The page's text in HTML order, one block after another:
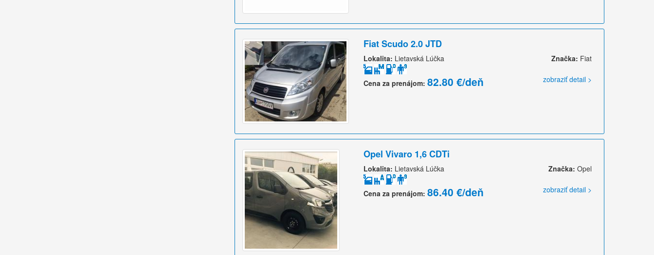
Fiat Scudo 2.0 JTD
Lokalita: Lietavská Lúčka Značka: Fiat
Cena za prenájom:82.80 €/deň zobraziť detail >
Opel Vivaro 1,6 CDTi
Lokalita: Lietavská Lúčka Značka: Opel
Cena za prenájom:86.40 €/deň zobraziť detail >